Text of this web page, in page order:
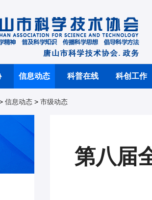
信息动态 科普在线 科创工作
信息动态 > 市级动态
第八届